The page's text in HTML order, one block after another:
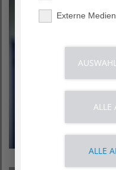
Externe Medien
ALLE
ALLE